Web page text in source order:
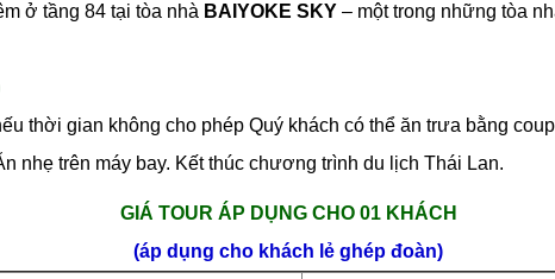
ở tầng 84 tại tòa nhà BAIYOKE SKY – một trong những tòa
thời gian không cho phép Quý khách có thể ăn trưa bằng
nhẹ trên máy bay. Kết thúc chương trình du lịch Thái Lan.
GIÁ TOUR ÁP DỤNG CHO 01 KHÁCH
(áp dụng cho khách lẻ ghép đoàn)